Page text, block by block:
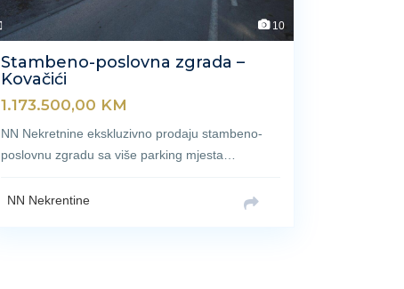
10
Stambeno-poslovna zgrada –
Kovačići
1.173.500,00 KM
NN Nekretnine ekskluzivno prodaju stambeno-
poslovnu zgradu sa više parking mjesta…
NN Nekrentine